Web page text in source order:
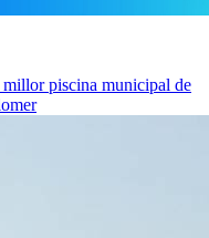
piscina municipal de